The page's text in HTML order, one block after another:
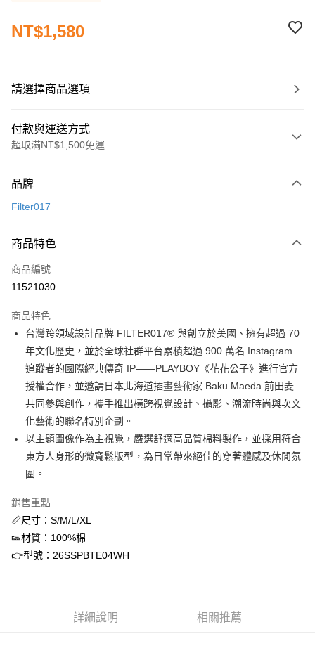
NT$1,580
請選擇商品選項
付款與運送方式
超取滿NT$1,500免運
信用卡一次付款
3 期 0 利率 每期
合作金庫商業銀行
上海商業儲蓄銀行
臺灣中小企業銀行
匯豐（台灣）商業銀行
華泰商業銀行
聯邦商業銀行
遠東國際商業銀行
元大商業銀行
永豐商業銀行
玉山商業銀行
星展（台灣）商業銀行
台灣樂天信用卡公司
超商取貨付款
LINE Pay
街口支付
ATM付款
運送方式
全家取貨付款
每筆NT$60，滿NT$1,500(含以上)免運費
付款後7-11取貨
每筆NT$60，滿NT$1,500(含以上)免運費
品牌
Filter017
商品特色
商品編號
11521030
商品特色
台灣跨領域設計品牌 FILTER017® 與創立於美國、擁有超過 70
年文化歷史，並於全球社群平台累積超過 900 萬名 Instagram
追蹤者的國際經典傳奇 IP——PLAYBOY《花花公子》進行官方
授權合作，並邀請日本北海道插畫藝術家 Baku Maeda 前田麦
共同參與創作，攜手推出橫跨視覺設計、攝影、潮流時尚與次文
化藝術的聯名特別企劃。
以主題圖像作為主視覺，嚴選舒適高品質棉料製作，並採用符合
東方人身形的微寬鬆版型，為日常帶來絕佳的穿著體感及休閒氛
圍。
銷售重點
📏尺寸：S/M/L/XL
👟材質：100%棉
👉型號：26SSPBTE04WH
詳細說明 相關推薦